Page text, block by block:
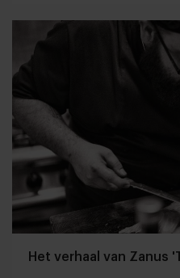
Het verhaal van Zanus